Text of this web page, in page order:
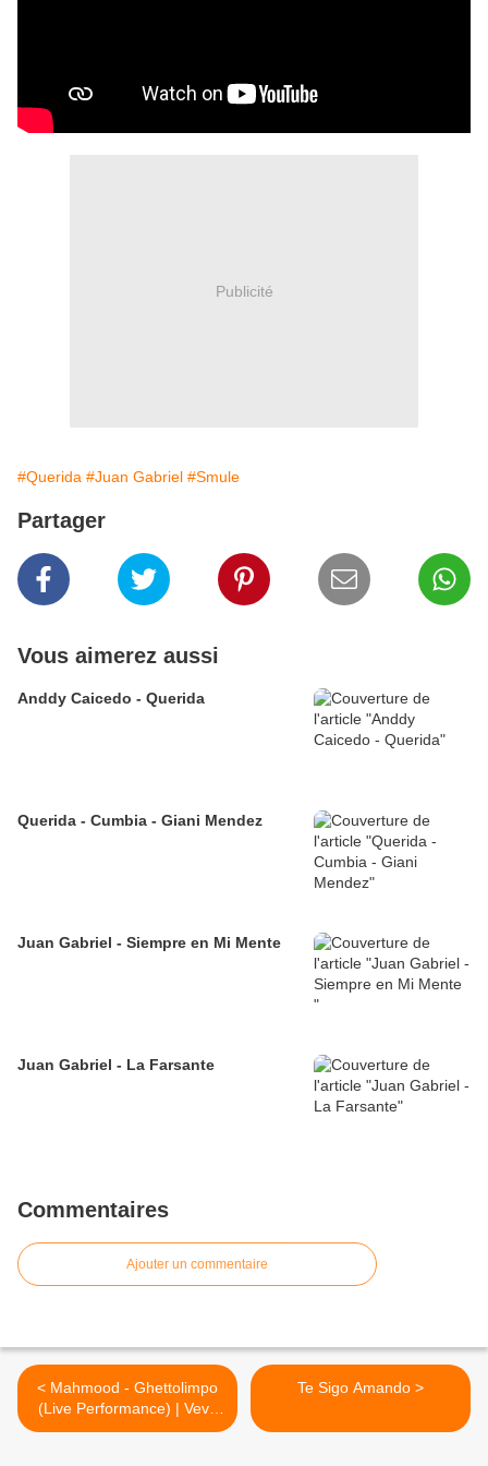
Publicité
#Querida #Juan Gabriel #Smule
Partager
Vous aimerez aussi
Anddy Caicedo - Querida
Querida - Cumbia - Giani Mendez
Juan Gabriel - Siempre en Mi Mente
Juan Gabriel - La Farsante
Commentaires
Ajouter un commentaire
< Mahmood - Ghettolimpo
(Live Performance) | Vevo
LIFT
Te Sigo Amando >